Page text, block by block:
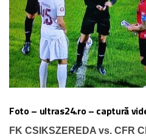
Foto – ultras24.ro – captură
FK CSIKSZEREDA vs. CFR